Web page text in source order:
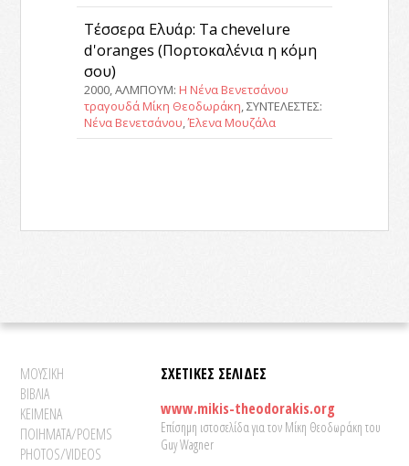
Τέσσερα Ελυάρ: Ta chevelure
d'oranges (Πορτοκαλένια η κόμη
σου)
2000, ΑΛΜΠΟΥΜ: Η Νένα Βενετσάνου
τραγουδά Μίκη Θεοδωράκη, ΣΥΝΤΕΛΕΣΤΕΣ:
Νένα Βενετσάνου,Έλενα Μουζάλα
ΜΟΥΣΙΚΗ
ΒΙΒΛΙΑ
ΚΕΙΜΕΝΑ
ΠΟΙΗΜΑΤΑ/POEMS
PHOTOS/VIDEOS
ΣΧΕΤΙΚΕΣ ΣΕΛΙΔΕΣ
www.mikis-theodorakis.org
Επίσημη ιστοσελίδα για τον Μίκη Θεοδωράκη του
Guy Wagner